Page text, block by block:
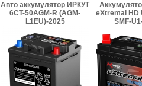
Авто аккумулятор ИРКУТ
6CT-50AGM-R (AGM-
L1EU)-2025
eXtremal HD
SMF-